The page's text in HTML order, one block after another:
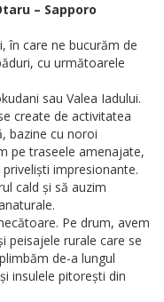
– Sapporo
în care ne bucurăm de
cu următoarele
sau Valea Iadului.
create de activitatea
bazine cu noroi
pe traseele amenajate,
impresionante.
cald și să auzim
Pe drum, avem
peisajele rurale care se
de-a lungul
insulele pitorești din